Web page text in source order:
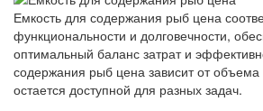
Емкость для содержания рыб цена
функциональности и долговечности,
оптимальный баланс затрат и
содержания рыб цена зависит от
остается доступной для разных задач.